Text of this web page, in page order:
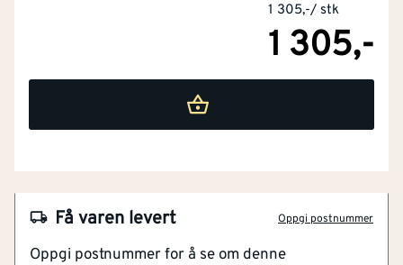
1 305,-/ stk
1 305,-
Få varen levert Oppgi postnummer
Oppgi postnummer for å se om denne
Artikkelnummer 101103367
Elegant og praktisk